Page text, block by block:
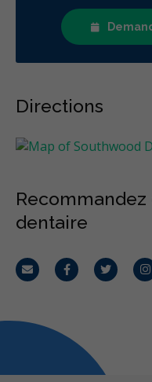
Directions
dentaire
CourrielFacebookTwitter